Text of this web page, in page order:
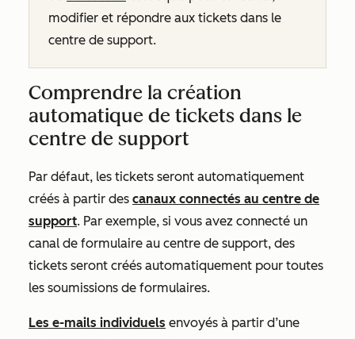
modifier et répondre aux tickets dans le
centre de support.
Comprendre la création
automatique de tickets dans le
centre de support
Par défaut, les tickets seront automatiquement
créés à partir des canaux connectés au centre de
support. Par exemple, si vous avez connecté un
canal de formulaire au centre de support, des
tickets seront créés automatiquement pour toutes
les soumissions de formulaires.
Les e-mails individuels envoyés à partir d’une